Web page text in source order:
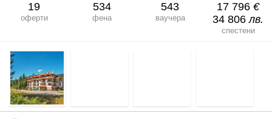
19
оферти
534
фена
543
ваучера
17 796 €
34 806лв.
спестени